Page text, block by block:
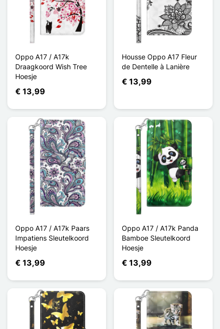
Oppo A17 / A17k
Draagkoord Wish Tree
Hoesje
€ 13,99
Housse Oppo A17 Fleur
de Dentelle à Lanière
€ 13,99
Oppo A17 / A17k Paars
Impatiens Sleutelkoord
Hoesje
€ 13,99
Oppo A17 / A17k Panda
Bamboe Sleutelkoord
Hoesje
€ 13,99